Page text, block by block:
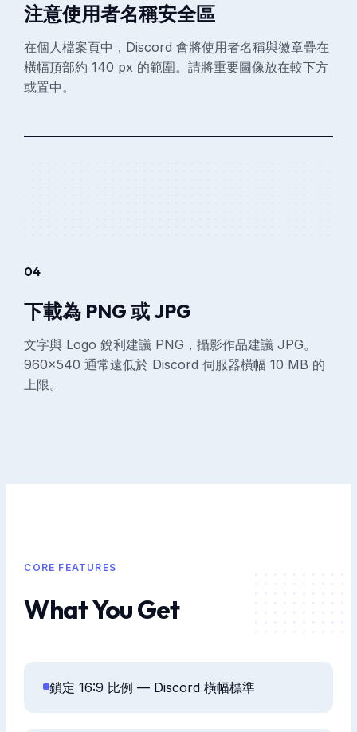
注意使用者名稱安全區
在個人檔案頁中，Discord 會將使用者名稱與徽章疊在
橫幅頂部約 140 px 的範圍。請將重要圖像放在較下方
或置中。
04
下載為 PNG 或 JPG
文字與 Logo 銳利建議 PNG，攝影作品建議 JPG。
960×540 通常遠低於 Discord 伺服器橫幅 10 MB 的
上限。
CORE FEATURES
What You Get
鎖定 16:9 比例 — Discord 橫幅標準